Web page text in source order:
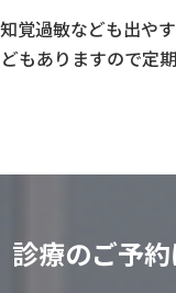
覚過敏なども出や
もありますので定
診療のご予